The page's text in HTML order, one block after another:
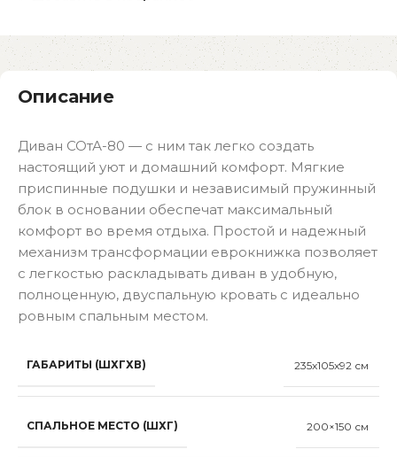
Описание
Диван СОтА-80 — с ним так легко создать
настоящий уют и домашний комфорт. Мягкие
приспинные подушки и независимый пружинный
блок в основании обеспечат максимальный
комфорт во время отдыха. Простой и надежный
механизм трансформации еврокнижка позволяет
с легкостью раскладывать диван в удобную,
полноценную, двуспальную кровать с идеально
ровным спальным местом.
ГАБАРИТЫ (ШХГХВ) 235x105x92 см
СПАЛЬНОЕ МЕСТО (ШХГ) 200×150 см